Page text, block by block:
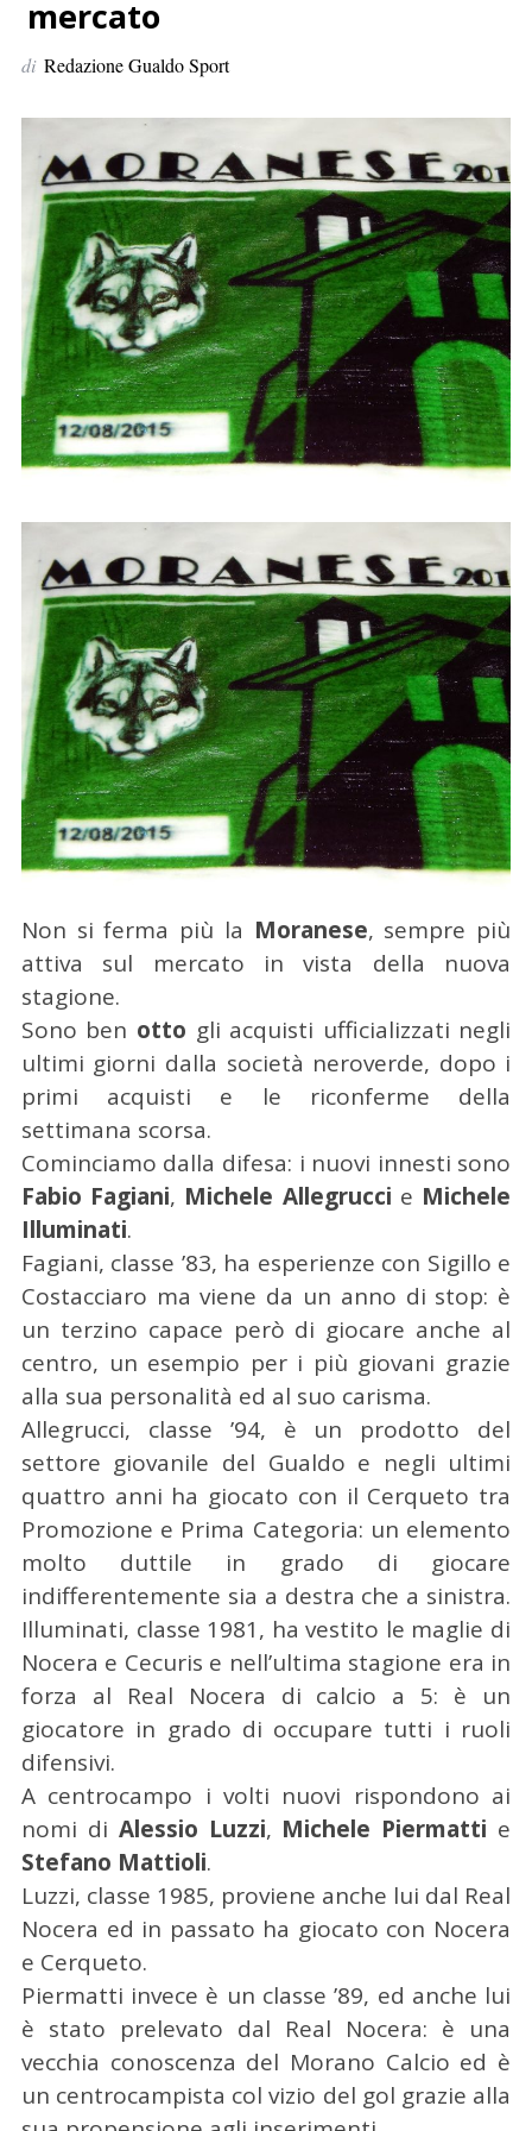
e
r
mercato
di Redazione Gualdo Sport
Non si ferma più la Moranese, sempre più
attiva sul mercato in vista della nuova
stagione.
Sono ben otto gli acquisti ufficializzati negli
ultimi giorni dalla società neroverde, dopo i
primi acquisti e le riconferme della
settimana scorsa.
Cominciamo dalla difesa: i nuovi innesti sono
Fabio Fagiani, Michele Allegrucci e Michele
Illuminati.
Fagiani, classe ’83, ha esperienze con Sigillo e
Costacciaro ma viene da un anno di stop: è
un terzino capace però di giocare anche al
centro, un esempio per i più giovani grazie
alla sua personalità ed al suo carisma.
Allegrucci, classe ’94, è un prodotto del
settore giovanile del Gualdo e negli ultimi
quattro anni ha giocato con il Cerqueto tra
Promozione e Prima Categoria: un elemento
molto duttile in grado di giocare
indifferentemente sia a destra che a sinistra.
Illuminati, classe 1981, ha vestito le maglie di
Nocera e Cecuris e nell’ultima stagione era in
forza al Real Nocera di calcio a 5: è un
giocatore in grado di occupare tutti i ruoli
difensivi.
A centrocampo i volti nuovi rispondono ai
nomi di Alessio Luzzi, Michele Piermatti e
Stefano Mattioli.
Luzzi, classe 1985, proviene anche lui dal Real
Nocera ed in passato ha giocato con Nocera
e Cerqueto.
Piermatti invece è un classe ’89, ed anche lui
è stato prelevato dal Real Nocera: è una
vecchia conoscenza del Morano Calcio ed è
un centrocampista col vizio del gol grazie alla
C
e
r